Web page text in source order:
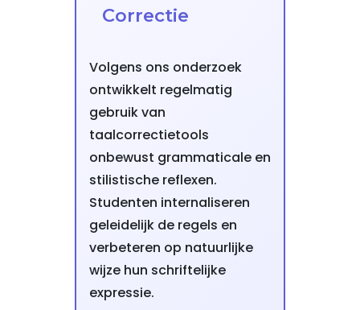
Correctie
Volgens ons onderzoek
ontwikkelt regelmatig
gebruik van
taalcorrectietools
onbewust grammaticale en
stilistische reflexen.
Studenten internaliseren
geleidelijk de regels en
verbeteren op natuurlijke
wijze hun schriftelijke
expressie.